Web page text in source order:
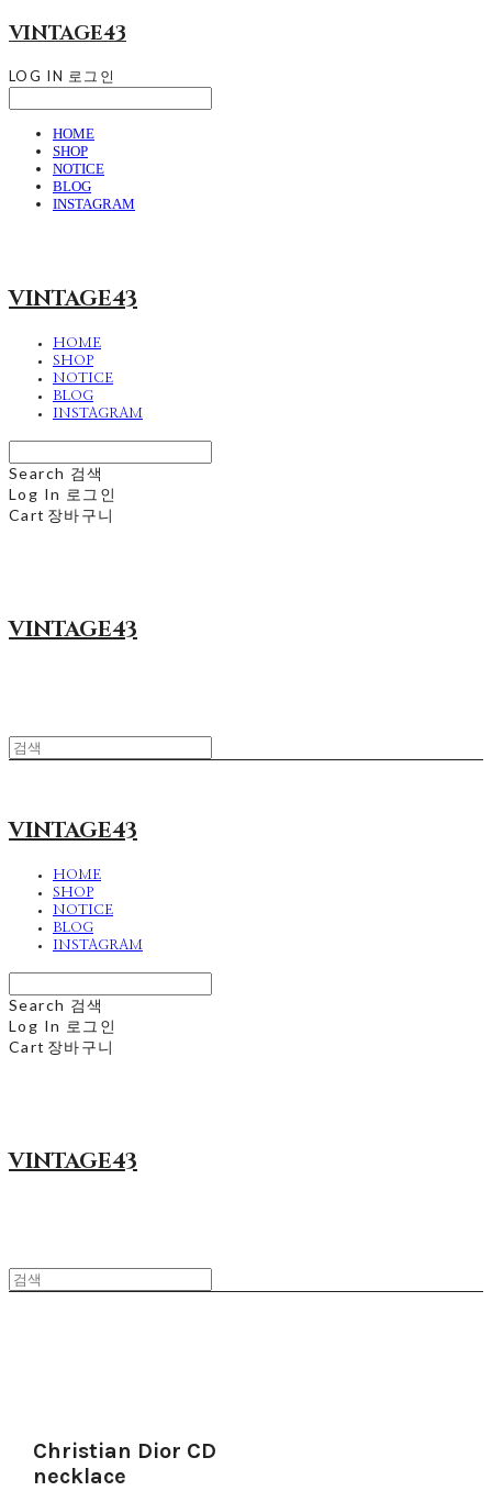
VINTAGE43
LOG IN 로그인
HOME
SHOP
NOTICE
BLOG
INSTAGRAM
VINTAGE43
HOME
SHOP
NOTICE
BLOG
INSTAGRAM
Search 검색
Log In 로그인
Cart 장바구니
VINTAGE43
VINTAGE43
HOME
SHOP
NOTICE
BLOG
INSTAGRAM
Search 검색
Log In 로그인
Cart 장바구니
VINTAGE43
Christian Dior CD
necklace